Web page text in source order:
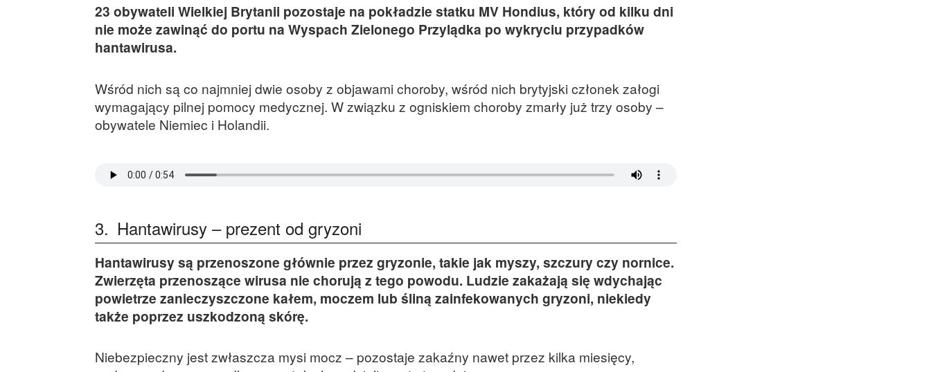
23 obywateli Wielkiej Brytanii pozostaje na pokładzie statku MV Hondius, który od kilku dni
nie może zawinąć do portu na Wyspach Zielonego Przylądka po wykryciu przypadków
hantawirusa.
Wśród nich są co najmniej dwie osoby z objawami choroby, wśród nich brytyjski członek załogi
wymagający pilnej pomocy medycznej. W związku z ogniskiem choroby zmarły już trzy osoby –
obywatele Niemiec i Holandii.
3. Hantawirusy – prezent od gryzoni
Hantawirusy są przenoszone głównie przez gryzonie, takie jak myszy, szczury czy nornice.
Zwierzęta przenoszące wirusa nie chorują z tego powodu. Ludzie zakażają się wdychając
powietrze zanieczyszczone kałem, moczem lub śliną zainfekowanych gryzoni, niekiedy
także poprzez uszkodzoną skórę.
Niebezpieczny jest zwłaszcza mysi mocz – pozostaje zakaźny nawet przez kilka miesięcy,